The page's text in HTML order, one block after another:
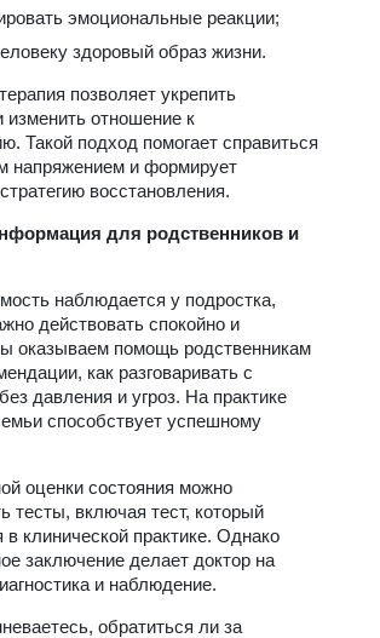
эмоциональные реакции;
здоровый образ жизни.
позволяет укрепить
изменить отношение к
Такой подход помогает справиться
напряжением и формирует
восстановления.
для родственников и
наблюдается у подростка,
действовать спокойно и
оказываем помощь родственникам
как разговаривать с
давления и угроз. На практике
способствует успешному
оценки состояния можно
тесты, включая тест, который
в клинической практике. Однако
заключение делает доктор на
и наблюдение.
обратиться ли за